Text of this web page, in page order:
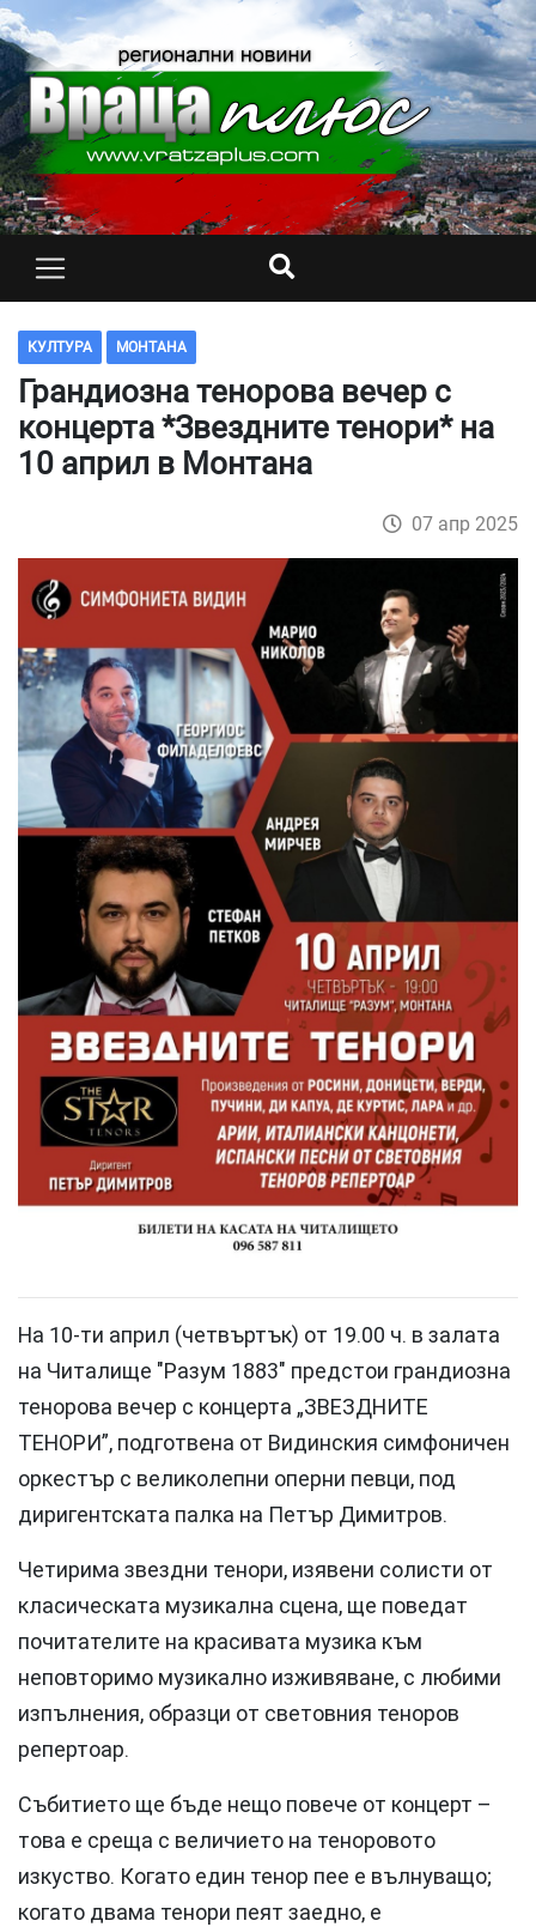
КУЛТУРА МОНТАНА
Грандиозна тенорова вечер с
концерта *Звездните тенори* на
10 април в Монтана
07 апр 2025
На 10-ти април (четвъртък) от 19.00 ч. в залата
на Читалище "Разум 1883" предстои грандиозна
тенорова вечер с концерта „ЗВЕЗДНИТЕ
ТЕНОРИ”, подготвена от Видинския симфоничен
оркестър с великолепни оперни певци, под
диригентската палка на Петър Димитров.
Четирима звездни тенори, изявени солисти от
класическата музикална сцена, ще поведат
почитателите на красивата музика към
неповторимо музикално изживяване, с любими
изпълнения, образци от световния теноров
репертоар.
Събитието ще бъде нещо повече от концерт –
това е среща с величието на теноровото
изкуство. Когато един тенор пее е вълнуващо;
когато двама тенори пеят заедно, е